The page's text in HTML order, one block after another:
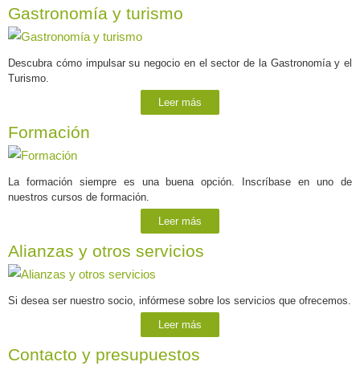
Gastronomía y turismo
Descubra cómo impulsar su negocio en el sector de la Gastronomía y el
Turismo.
Leer más
Formación
La formación siempre es una buena opción. Inscríbase en uno de
nuestros cursos de formación.
Leer más
Alianzas y otros servicios
Si desea ser nuestro socio, infórmese sobre los servicios que ofrecemos.
Leer más
Contacto y presupuestos